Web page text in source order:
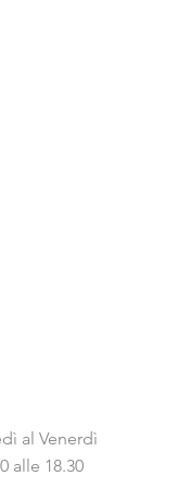
al Venerdì
alle 18.30